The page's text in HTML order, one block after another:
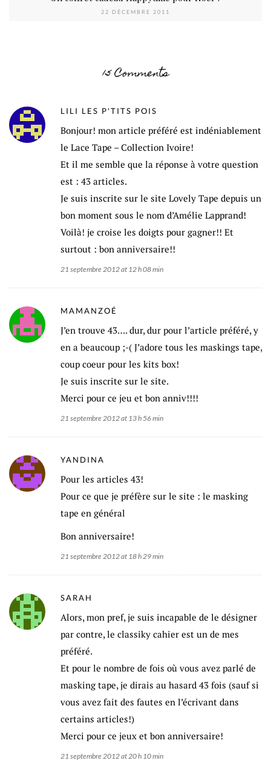
22 DÉCEMBRE 2011
15 Comments
LILI LES P'TITS POIS
Bonjour! mon article préféré est indéniablement
le Lace Tape – Collection Ivoire!
Et il me semble que la réponse à votre question
est : 43 articles.
Je suis inscrite sur le site Lovely Tape depuis un
bon moment sous le nom d’Amélie Lapprand!
Voilà! je croise les doigts pour gagner!! Et
surtout : bon anniversaire!!
21 septembre 2012 at 12 h 08 min
MAMANZOÉ
J’en trouve 43…. dur, dur pour l’article préféré, y
en a beaucoup ;-( J’adore tous les maskings tape,
coup coeur pour les kits box!
Je suis inscrite sur le site.
Merci pour ce jeu et bon anniv!!!!
21 septembre 2012 at 13 h 56 min
YANDINA
Pour les articles 43!
Pour ce que je préfère sur le site : le masking
tape en général
Bon anniversaire!
21 septembre 2012 at 18 h 29 min
SARAH
Alors, mon pref, je suis incapable de le désigner
par contre, le classiky cahier est un de mes
préféré.
Et pour le nombre de fois où vous avez parlé de
masking tape, je dirais au hasard 43 fois (sauf si
vous avez fait des fautes en l’écrivant dans
certains articles!)
Merci pour ce jeux et bon anniversaire!
21 septembre 2012 at 20 h 10 min